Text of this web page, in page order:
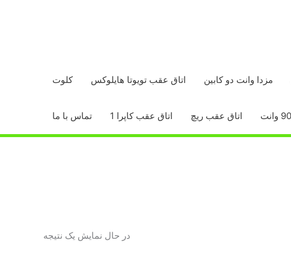
مزدا وانت دو کابین اتاق عقب تویوتا هایلوکس کلوت
اتاق عقب ریچ اتاق عقب کاپرا 1 تماس با ما
در حال نمایش یک نتیجه